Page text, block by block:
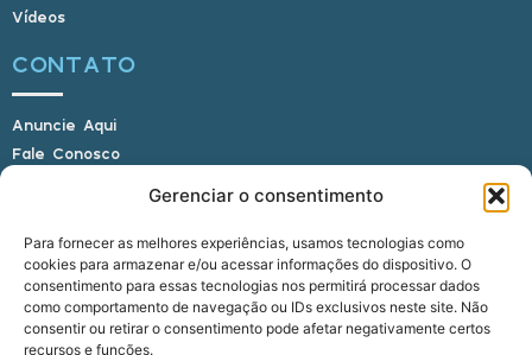
Gerenciar o consentimento
Para fornecer as melhores experiências, usamos tecnologias como
cookies para armazenar e/ou acessar informações do dispositivo. O
consentimento para essas tecnologias nos permitirá processar dados
como comportamento de navegação ou IDs exclusivos neste site. Não
consentir ou retirar o consentimento pode afetar negativamente certos
recursos e funções.
Vídeos
CONTATO
Anuncie Aqui
Fale Conosco
E-mail: alagoasbrasilnoticias@gmail.com
Telefone: (82) 9 9691-0391 (Whatsapp)
Responsável Técnico: Crysthyan Carlos
Rua do Sau - Centro - Anadia - AL - CEP: